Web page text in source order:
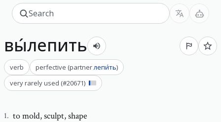
вы́лепить
verb perfective (partnerлепи́ть)
very rarely used (#20671)
1. to mold,sculpt, shape